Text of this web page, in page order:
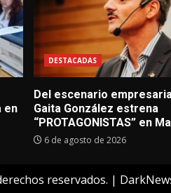
en
DESTACADAS
Del escenario
Gaita González estrena
“PROTAGONISTAS” en
6 de agosto de 2026
reservados. |